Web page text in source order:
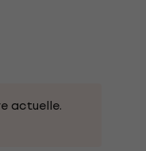
actuelle.